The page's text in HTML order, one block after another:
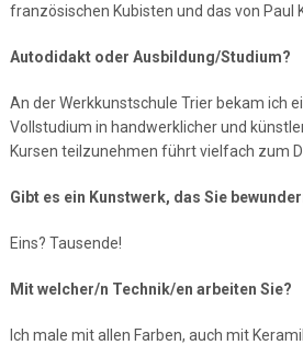
französischen Kubisten und das von Paul
Autodidakt oder Ausbildung/Studium?
An der Werkkunstschule Trier bekam ich
Vollstudium in handwerklicher und
Kursen teilzunehmen führt vielfach zum
Gibt es ein Kunstwerk, das Sie
Eins? Tausende!
Mit welcher/n Technik/en arbeiten Sie?
Ich male mit allen Farben, auch mit